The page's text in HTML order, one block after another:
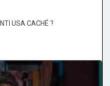
USA CACHÉ ?